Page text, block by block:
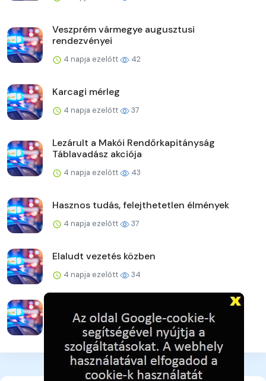
Veszprém vármegye augusztusi
rendezvényei
4 napja ezelőtt 42
Karcagi mérleg
4 napja ezelőtt 37
Lezárult a Makói Rendőrkapitányság
Táblavadász akciója
4 napja ezelőtt 43
Hasznos tudás, felejthetetlen élmények
4 napja ezelőtt 37
Elaludt vezetés közben
4 napja ezelőtt 34
Újabb online csalás – 32 millió forint a kár
4 napja ezelőtt 42